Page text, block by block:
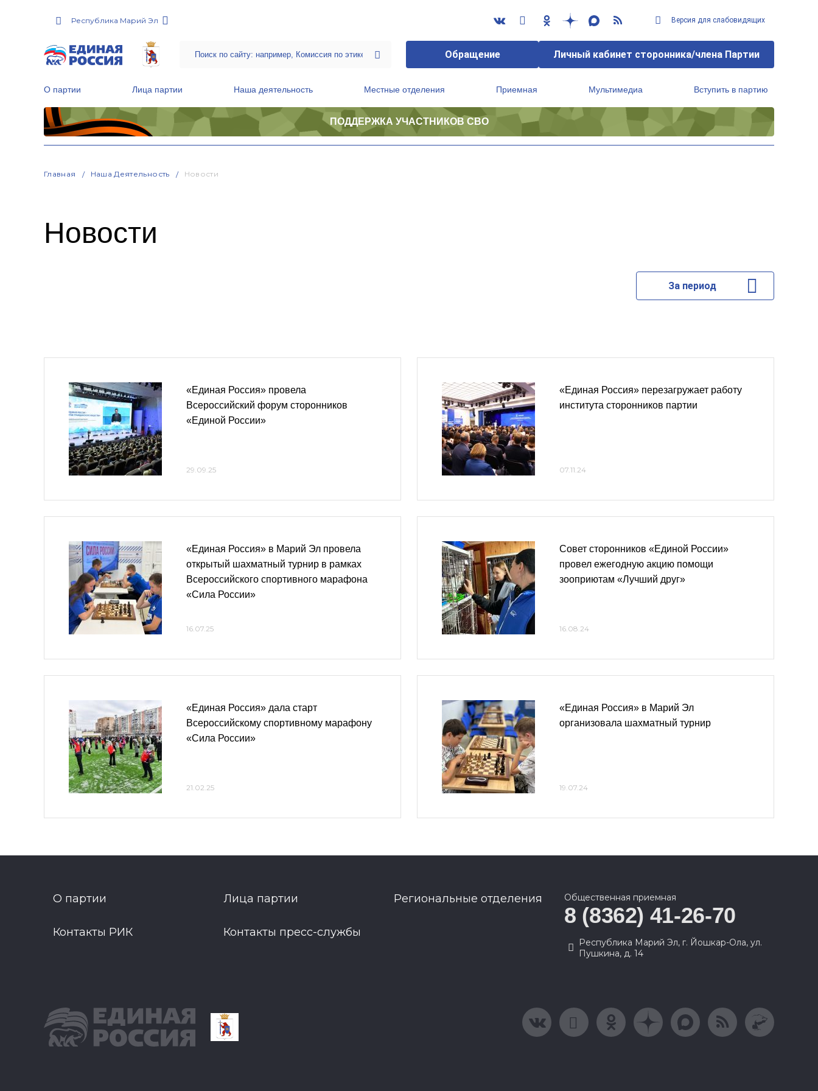
Республика Марий Эл Версия для слабовидящих
Обращение Личный кабинет сторонника/члена Партии
О партии Лица партии Наша деятельность Местные отделения Приемная Мультимедиа Вступить в партию
ПОДДЕРЖКА УЧАСТНИКОВ СВО
Главная Наша Деятельность Новости
Новости
За период
«Единая Россия» провела
Всероссийский форум сторонников
«Единой России»
29.09.25
«Единая Россия» в Марий Эл провела
открытый шахматный турнир в рамках
Всероссийского спортивного марафона
«Сила России»
16.07.25
«Единая Россия» дала старт
Всероссийскому спортивному марафону
«Сила России»
21.02.25
«Единая Россия» перезагружает работу
института сторонников партии
07.11.24
Совет сторонников «Единой России»
провел ежегодную акцию помощи
зооприютам «Лучший друг»
16.08.24
«Единая Россия» в Марий Эл
организовала шахматный турнир
19.07.24
О партии Лица партии Региональные отделения
Контакты РИК Контакты пресс-службы
Общественная приемная
8 (8362) 41-26-70
Республика Марий Эл, г. Йошкар-Ола, ул.
Пушкина, д. 14